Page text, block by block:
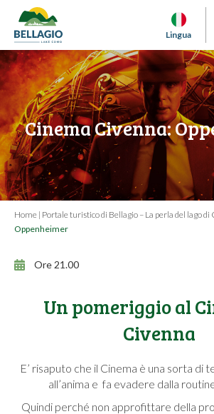
Lingua
Cinema Civenna:
Home | Portale turistico di Bellagio – La perla del lago di
Oppenheimer
Ore 21.00
Un pomeriggio al
Civenna
E’ risaputo che il Cinema è una sorta di
all’anima e fa evadere dalla
Quindi perché non approfittare della